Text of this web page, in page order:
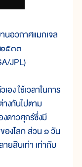
นอวกาศแมกเจล
๕๓๓
JPL)
ง ใช้เวลาในการ
งกันไปตาม
งดาวศุกร์ซึ่งมี
องโลก ส่วน ๑ วัน
ยสิบเท่า เท่ากับ